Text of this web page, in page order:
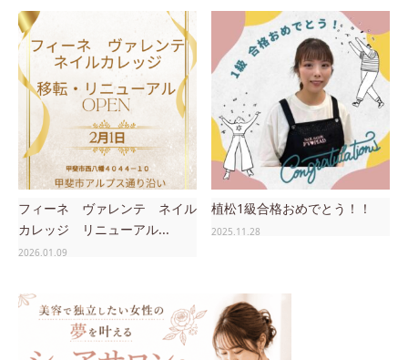
フィーネ ヴァレンテ ネイル
カレッジ リニューアル...
2026.01.09
植松1級合格おめでとう！！
2025.11.28